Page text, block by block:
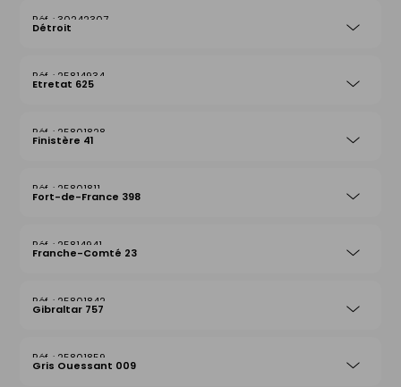
30242307
Détroit
25814934
Etretat 625
25801828
Finistère 41
25801811
Fort-de-France 398
25814941
Franche-Comté 23
25801842
Gibraltar 757
25801859
Gris Ouessant 009